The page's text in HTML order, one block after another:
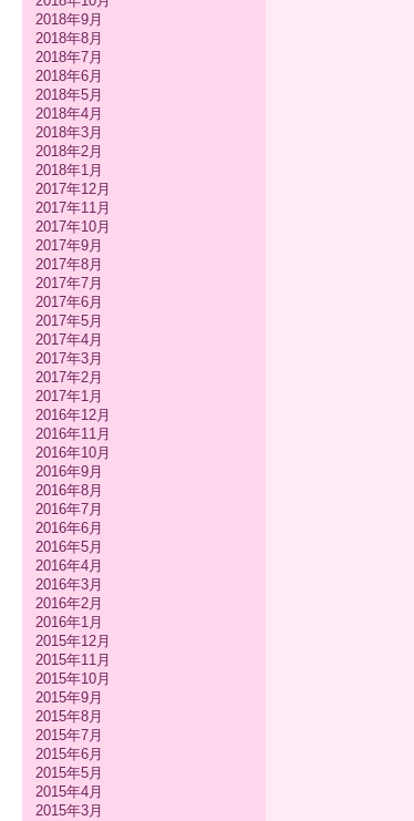
2018年9月
2018年8月
2018年7月
2018年6月
2018年5月
2018年4月
2018年3月
2018年2月
2018年1月
2017年12月
2017年11月
2017年10月
2017年9月
2017年8月
2017年7月
2017年6月
2017年5月
2017年4月
2017年3月
2017年2月
2017年1月
2016年12月
2016年11月
2016年10月
2016年9月
2016年8月
2016年7月
2016年6月
2016年5月
2016年4月
2016年3月
2016年2月
2016年1月
2015年12月
2015年11月
2015年10月
2015年9月
2015年8月
2015年7月
2015年6月
2015年5月
2015年4月
2015年3月